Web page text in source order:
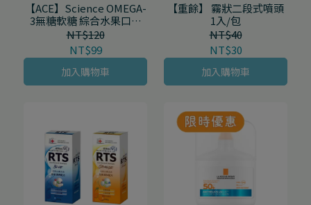
【ACE】Science OMEGA-
3無糖軟糖 綜合水果口味
10顆/包
NT$99
NT$120
加入購物車
【重餘】 霧狀二段式噴頭
1入/包
NT$30
NT$40
加入購物車